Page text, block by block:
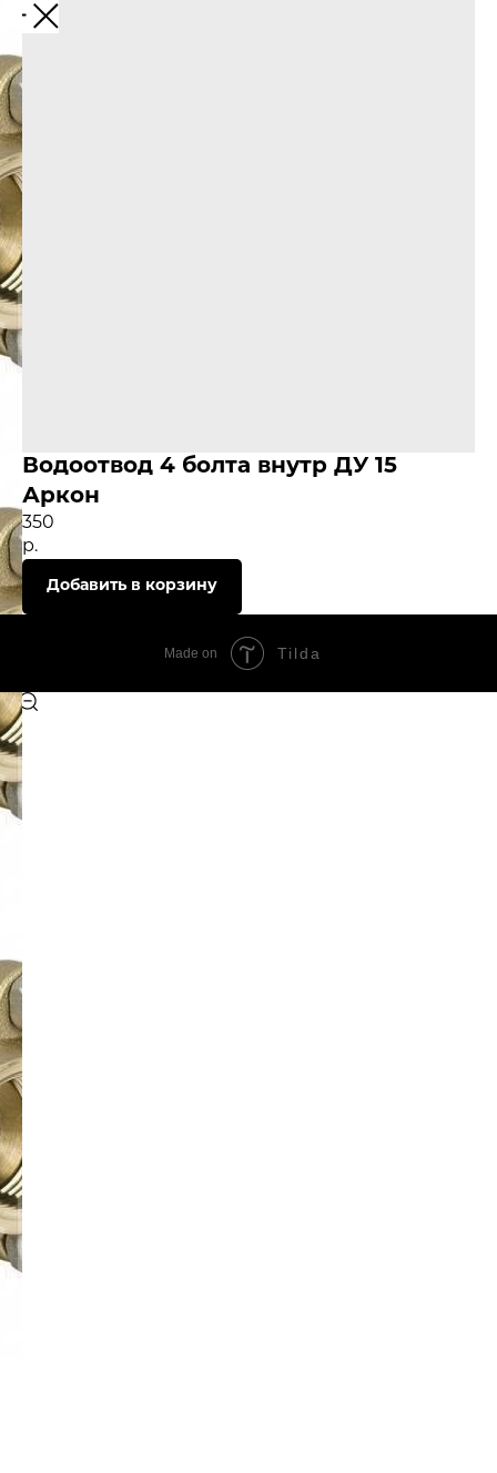
Водоотвод 4 болта внутр ДУ 15
Аркон
350
р.
Добавить в корзину
Made on Tilda